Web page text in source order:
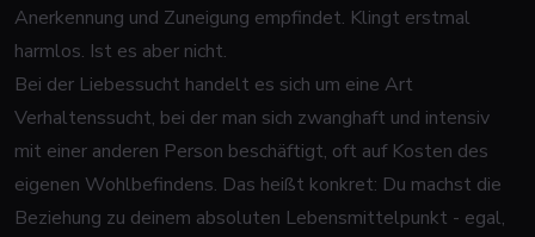
Anerkennung und Zuneigung empfindet. Klingt erstmal
harmlos. Ist es aber nicht.
Bei der Liebessucht handelt es sich um eine Art
Verhaltenssucht, bei der man sich zwanghaft und intensiv
mit einer anderen Person beschäftigt, oft auf Kosten des
eigenen Wohlbefindens. Das heißt konkret: Du machst die
Beziehung zu deinem absoluten Lebensmittelpunkt - egal,